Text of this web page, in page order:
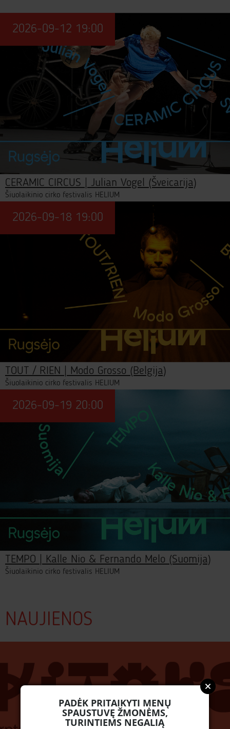
2026-09-12 19:00
CERAMIC CIRCUS | Julian Vogel (Šveicarija)
Šiuolaikinio cirko festivalis HELIUM
2026-09-18 19:00
TOUT / RIEN | Modo Grosso (Belgija)
Šiuolaikinio cirko festivalis HELIUM
2026-09-19 20:00
TEMPO | Kalle Nio & Fernando Melo (Suomija)
Šiuolaikinio cirko festivalis HELIUM
NAUJIENOS
PADĖK PRITAIKYTI MENŲ
SPAUSTUVĘ ŽMONĖMS,
TURINTIEMS NEGALIĄ